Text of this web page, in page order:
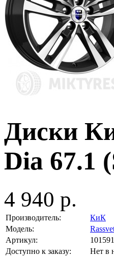
Диски
Dia 67.1
4 940 р.
Производитель:
КиК
Модель:
Артикул:
Доступно к заказу:
Нет в